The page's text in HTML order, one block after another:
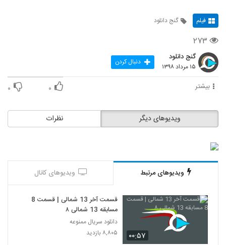
فیلم گنج دانلود
۲۷۳
گنج دانلود
۱۵ مرداد ۱۳۹۸ دنبال کردن
بیشتر ۰ ۰
نظرات ویدیوهای دیگر
ویدیوهای مرتبط ویدیوهای کانال
۰۰:۵۷
قسمت آخر 13 شمالی | قسمت 8
مسابقه 13 شمالی ۸
دانلود سریال ممنوعه
۸,۸۰۵ بازدید